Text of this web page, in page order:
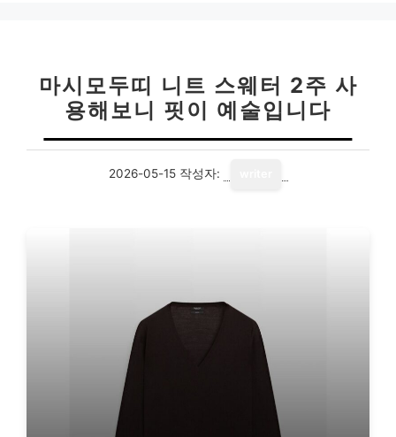
마시모두띠 니트 스웨터 2주 사
용해보니 핏이 예술입니다
2026-05-15 작성자: